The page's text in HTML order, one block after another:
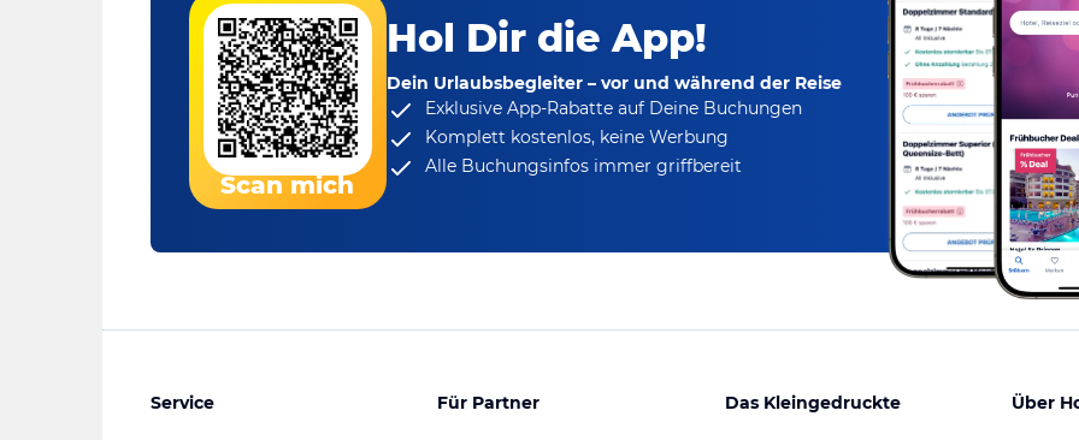
Scan mich
Hol Dir die App!
Dein Urlaubsbegleiter – vor und während der Reise
Exklusive App-Rabatteauf Deine Buchungen
Komplett kostenlos, keine Werbung
Alle Buchungsinfos immer griffbereit
Service Für Partner Das Kleingedruckte Über